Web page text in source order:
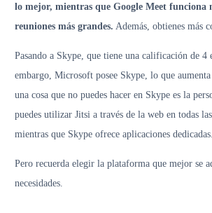
lo mejor, mientras que Google Meet funciona
reuniones más grandes. Además, obtienes más
Pasando a Skype, que tiene una calificación de 4
embargo, Microsoft posee Skype, lo que
una cosa que no puedes hacer en Skype es la
puedes utilizar Jitsi a través de la web en todas
mientras que Skype ofrece aplicaciones dedicadas.
Pero recuerda elegir la plataforma que mejor se
necesidades.